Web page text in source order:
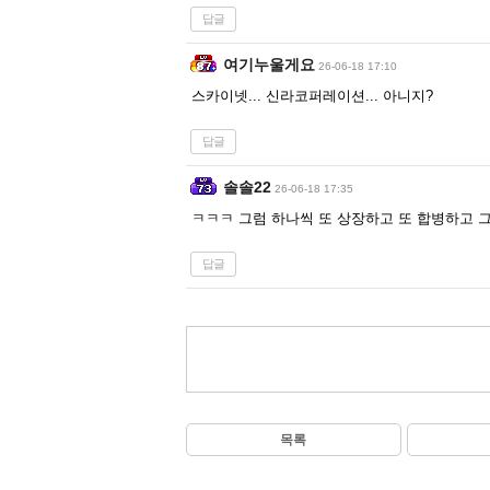
답글
여기누울게요 26-06-18 17:10
스카이넷... 신라코퍼레이션... 아니지?
답글
솔솔22 26-06-18 17:35
ㅋㅋㅋ 그럼 하나씩 또 상장하고 또 합병하고
답글
목록